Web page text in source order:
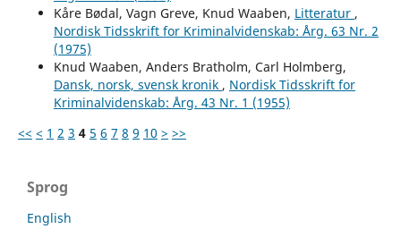
Kåre Bødal, Vagn Greve, Knud Waaben, Litteratur ,
Nordisk Tidsskrift for Kriminalvidenskab: Årg. 63 Nr. 2
(1975)
Knud Waaben, Anders Bratholm, Carl Holmberg,
Dansk, norsk, svensk kronik , Nordisk Tidsskrift for
Kriminalvidenskab: Årg. 43 Nr. 1 (1955)
<< < 1 2 3 4 5 6 7 8 9 10 > >>
Sprog
English